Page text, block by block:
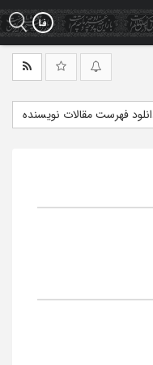
فهرست مقالات نویسنده